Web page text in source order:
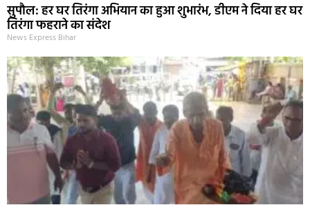
सुपौल: हर घर तिरंगा अभियान का हुआ शुभारंभ, डीएम ने दिया हर घर
तिरंगा फहराने का संदेश
News Express Bihar